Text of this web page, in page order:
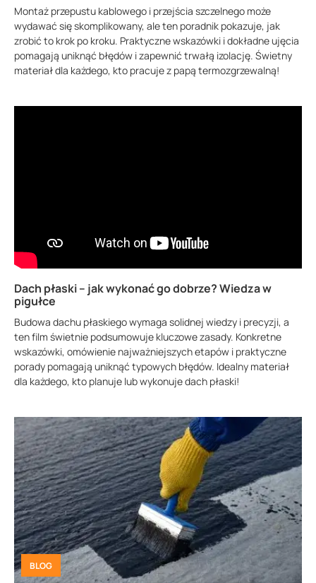
Montaż przepustu kablowego i przejścia szczelnego może
wydawać się skomplikowany, ale ten poradnik pokazuje, jak
zrobić to krok po kroku. Praktyczne wskazówki i dokładne ujęcia
pomagają uniknąć błędów i zapewnić trwałą izolację. Świetny
materiał dla każdego, kto pracuje z papą termozgrzewalną!
Dach płaski – jak wykonać go dobrze? Wiedza w
pigułce
Budowa dachu płaskiego wymaga solidnej wiedzy i precyzji, a
ten film świetnie podsumowuje kluczowe zasady. Konkretne
wskazówki, omówienie najważniejszych etapów i praktyczne
porady pomagają uniknąć typowych błędów. Idealny materiał
dla każdego, kto planuje lub wykonuje dach płaski!
BLOG